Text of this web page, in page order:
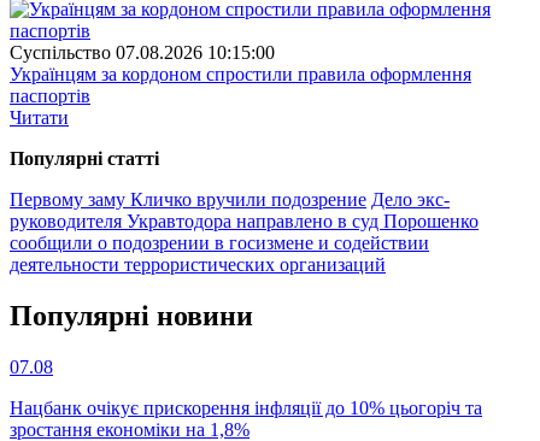
Суспiльство 07.08.2026 10:15:00
Українцям за кордоном спростили правила оформлення
паспортів
Читати
Популярнi статтi
Первому заму Кличко вручили подозрение Дело экс-
руководителя Укравтодора направлено в суд Порошенко
сообщили о подозрении в госизмене и содействии
деятельности террористических организаций
Популярнi новини
07.08
Нацбанк очікує прискорення інфляції до 10% цьогоріч та
зростання економіки на 1,8%